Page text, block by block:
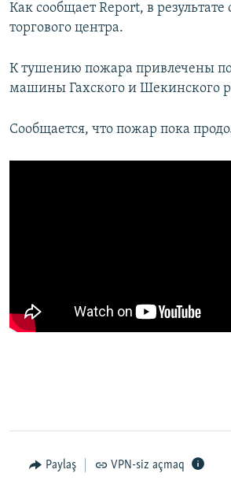
Как сообщает Report, в результате
торгового центра.
К тушению пожара привлечены
машины Гахского и Шекинского
Сообщается, что пожар пока
Paylaş VPN-siz açmaq